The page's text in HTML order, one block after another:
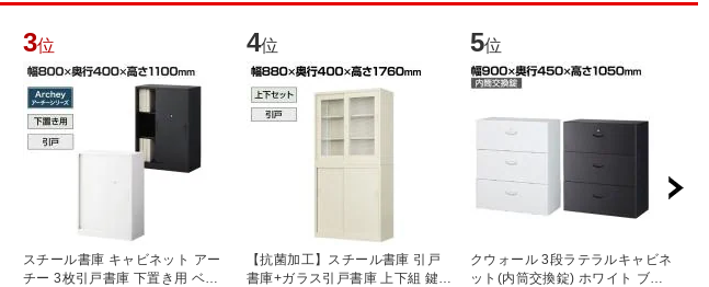
3位
スチール書庫 キャビネット アー
チー 3枚引戸書庫 下置き用 ベー
4位
【抗菌加工】スチール書庫 引戸
書庫+ガラス引戸書庫 上下組 鍵付
5位
クウォール 3段ラテラルキャビネ
ット(内筒交換錠) ホワイト ブラ